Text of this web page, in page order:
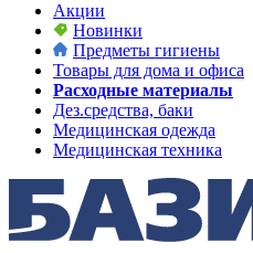
Акции
Новинки
Предметы гигиены
Товары для дома и офиса
Расходные материалы
Дез.средства, баки
Медицинская одежда
Медицинская техника